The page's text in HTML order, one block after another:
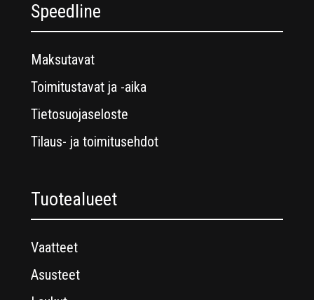
Speedline
Maksutavat
Toimitustavat ja -aika
Tietosuojaseloste
Tilaus- ja toimitusehdot
Tuotealueet
Vaatteet
Asusteet